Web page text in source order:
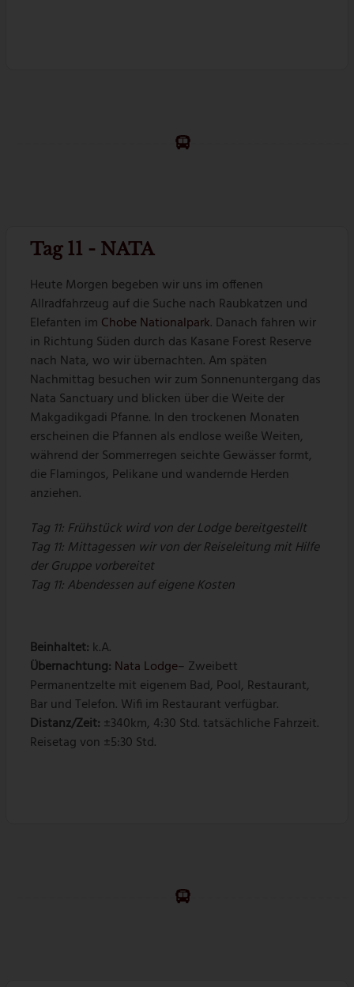
Tag 11 - NATA
Heute Morgen begeben wir uns im offenen
Allradfahrzeug auf die Suche nach Raubkatzen und
Elefanten im Chobe Nationalpark. Danach fahren wir
in Richtung Süden durch das Kasane Forest Reserve
nach Nata, wo wir übernachten. Am späten
Nachmittag besuchen wir zum Sonnenuntergang das
Nata Sanctuary und blicken über die Weite der
Makgadikgadi Pfanne. In den trockenen Monaten
erscheinen die Pfannen als endlose weiße Weiten,
während der Sommerregen seichte Gewässer formt,
die Flamingos, Pelikane und wandernde Herden
anziehen.
Tag 11: Frühstück wird von der Lodge bereitgestellt
Tag 11: Mittagessen wir von der Reiseleitung mit Hilfe
der Gruppe vorbereitet
Tag 11: Abendessen auf eigene Kosten
Beinhaltet: k.A.
Übernachtung: Nata Lodge– Zweibett
Permanentzelte mit eigenem Bad, Pool, Restaurant,
Bar und Telefon. Wifi im Restaurant verfügbar.
Distanz/Zeit: ±340km, 4:30 Std. tatsächliche Fahrzeit.
Reisetag von ±5:30 Std.